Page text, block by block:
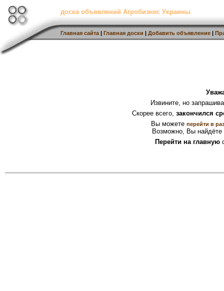
доска объявлений Агробизнес Украины
Главная сайта | Главная доски | Добавить объявление |
Извините, но
Скорее всего, закончился
Вы можете перейти в
Возможно, Вы найдёте
Перейти на главную